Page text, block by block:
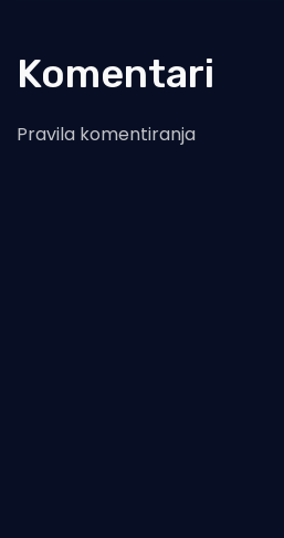
Komentari
Pravila komentiranja